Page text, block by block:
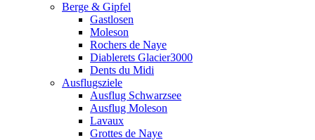
Berge & Gipfel
Gastlosen
Moleson
Rochers de Naye
Diablerets Glacier3000
Dents du Midi
Ausflugsziele
Ausflug Schwarzsee
Ausflug Moleson
Lavaux
Grottes de Naye